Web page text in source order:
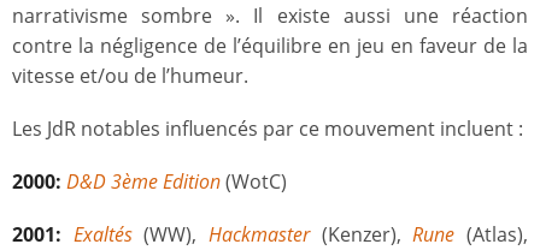
narrativisme sombre ». Il existe aussi une réaction
contre la négligence de l’équilibre en jeu en faveur de la
vitesse et/ou de l’humeur.
Les JdR notables influencés par ce mouvement incluent :
2000: D&D 3ème Edition(WotC)
2001: Exaltés(WW),Hackmaster(Kenzer),Rune (Atlas),